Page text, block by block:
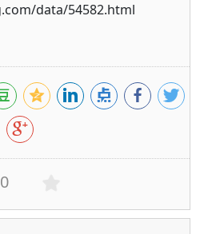
data/54582.html
0